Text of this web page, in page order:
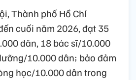
Thành phố Hồ Chí
cuối năm 2026, đạt 35
dân, 18 bác sĩ/10.000
10.000 dân; bảo đảm
học/10.000 dân trong